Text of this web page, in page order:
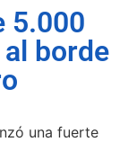
5.000
borde
una fuerte